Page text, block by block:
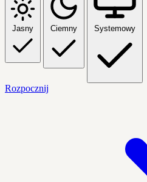
Jasny Ciemny Systemowy
Rozpocznij